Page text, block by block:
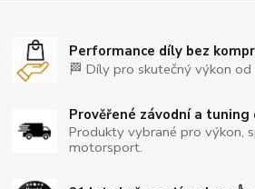
Performance díly bez
🏁 Díly pro skutečný výkon
Prověřené závodní a tuning
Produkty vybrané pro výkon,
motorsport.